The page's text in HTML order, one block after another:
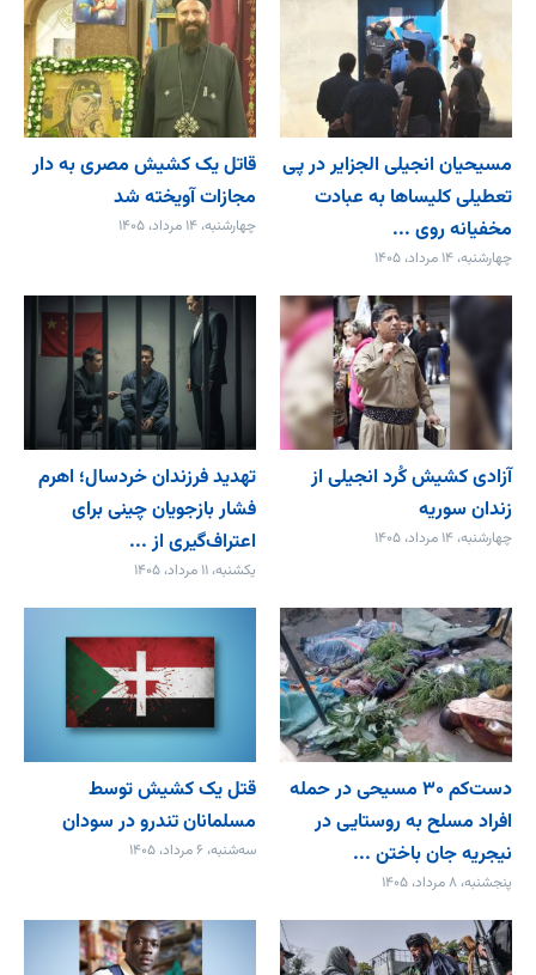
مسیحیان انجیلی الجزایر در پی
تعطیلی کلیساها به عبادت
مخفیانه روی ...
چهارشنبه، ۱۴ مرداد، ۱۴۰۵
قاتل یک کشیش مصری به دار
مجازات آویخته شد
چهارشنبه، ۱۴ مرداد، ۱۴۰۵
آزادی کشیش کُرد انجیلی از
زندان سوریه
چهارشنبه، ۱۴ مرداد، ۱۴۰۵
تهدید فرزندان خردسال؛ اهرم
فشار بازجویان چینی برای
اعتراف‌گیری از ...
یکشنبه، ۱۱ مرداد، ۱۴۰۵
دست‌کم ۳۰ مسیحی در حمله
افراد مسلح به روستایی در
نیجریه جان باختن ...
پنجشنبه، ۸ مرداد، ۱۴۰۵
قتل یک کشیش توسط
مسلمانان تندرو در سودان
سه‌شنبه، ۶ مرداد، ۱۴۰۵